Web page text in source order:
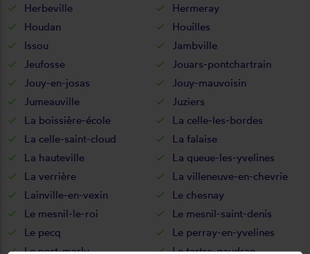
Herbeville
Hermeray
Houdan
Houilles
Issou
Jambville
Jeufosse
Jouars-pontchartrain
Jouy-en-josas
Jouy-mauvoisin
Jumeauville
Juziers
La boissière-école
La celle-les-bordes
La celle-saint-cloud
La falaise
La hauteville
La queue-les-yvelines
La verrière
La villeneuve-en-chevrie
Lainville-en-vexin
Le chesnay
Le mesnil-le-roi
Le mesnil-saint-denis
Le pecq
Le perray-en-yvelines
Le port-marly
Le tartre-gaudran